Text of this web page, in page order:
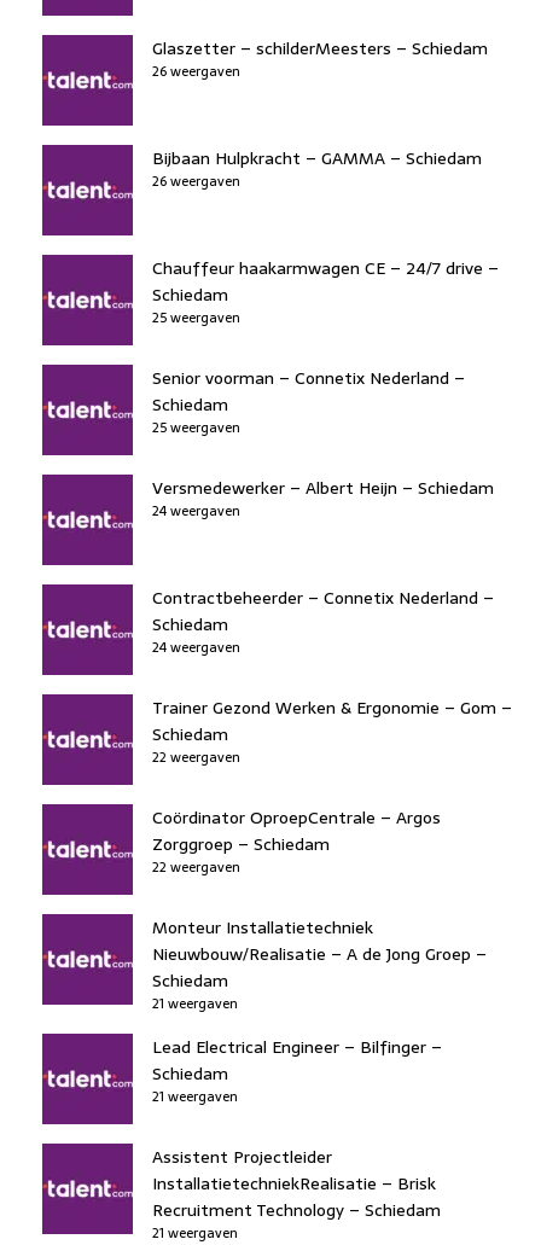
Glaszetter – schilderMeesters – Schiedam
26 weergaven
Bijbaan Hulpkracht – GAMMA – Schiedam
26 weergaven
Chauffeur haakarmwagen CE – 24/7 drive –
Schiedam
25 weergaven
Senior voorman – Connetix Nederland –
Schiedam
25 weergaven
Versmedewerker – Albert Heijn – Schiedam
24 weergaven
Contractbeheerder – Connetix Nederland –
Schiedam
24 weergaven
Trainer Gezond Werken & Ergonomie – Gom –
Schiedam
22 weergaven
Coördinator OproepCentrale – Argos
Zorggroep – Schiedam
22 weergaven
Monteur Installatietechniek
Nieuwbouw/Realisatie – A de Jong Groep –
Schiedam
21 weergaven
Lead Electrical Engineer – Bilfinger –
Schiedam
21 weergaven
Assistent Projectleider
InstallatietechniekRealisatie – Brisk
Recruitment Technology – Schiedam
21 weergaven